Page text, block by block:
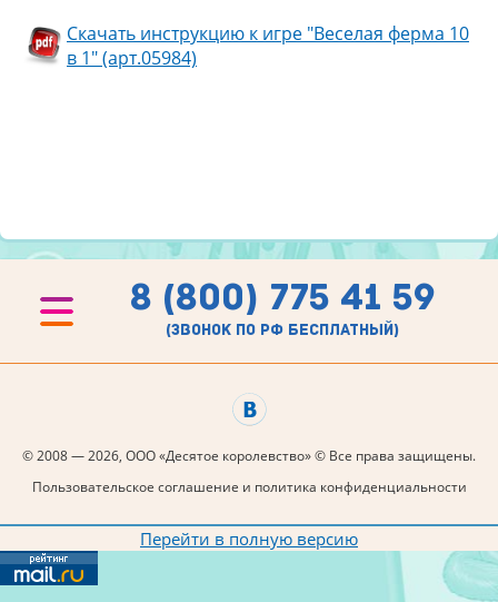
Скачать инструкцию к игре "Веселая ферма 10
в 1" (арт.05984)
8 (800) 775 41 59
(звонок по рф бесплатный)
© 2008 — 2026, ООО «Десятое королевство» © Все права защищены.
Пользовательское соглашение и политика конфиденциальности
Перейти в полную версию